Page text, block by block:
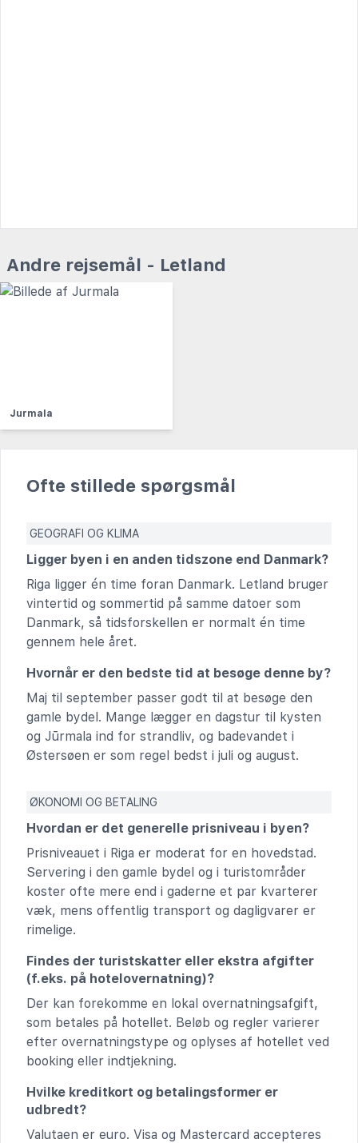
Andre rejsemål - Letland
Jurmala
Ofte stillede spørgsmål
GEOGRAFI OG KLIMA
Ligger byen i en anden tidszone end Danmark?
Riga ligger én time foran Danmark. Letland bruger
vintertid og sommertid på samme datoer som
Danmark, så tidsforskellen er normalt én time
gennem hele året.
Hvornår er den bedste tid at besøge denne by?
Maj til september passer godt til at besøge den
gamle bydel. Mange lægger en dagstur til kysten
og Jūrmala ind for strandliv, og badevandet i
Østersøen er som regel bedst i juli og august.
ØKONOMI OG BETALING
Hvordan er det generelle prisniveau i byen?
Prisniveauet i Riga er moderat for en hovedstad.
Servering i den gamle bydel og i turistområder
koster ofte mere end i gaderne et par kvarterer
væk, mens offentlig transport og dagligvarer er
rimelige.
Findes der turistskatter eller ekstra afgifter
(f.eks. på hotelovernatning)?
Der kan forekomme en lokal overnatningsafgift,
som betales på hotellet. Beløb og regler varierer
efter overnatningstype og oplyses af hotellet ved
booking eller indtjekning.
Hvilke kreditkort og betalingsformer er
udbredt?
Valutaen er euro. Visa og Mastercard accepteres